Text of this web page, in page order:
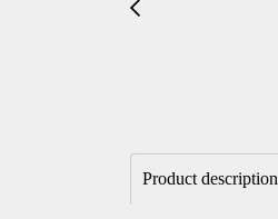
Product description